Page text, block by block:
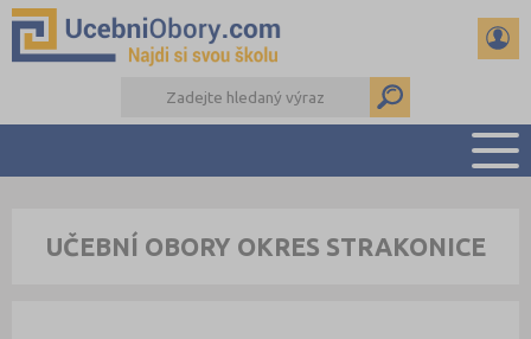
PŘÍPRAVA NA PŘIJÍMAČKY
UČEBNÍ OBORY OKRES STRAKONICE